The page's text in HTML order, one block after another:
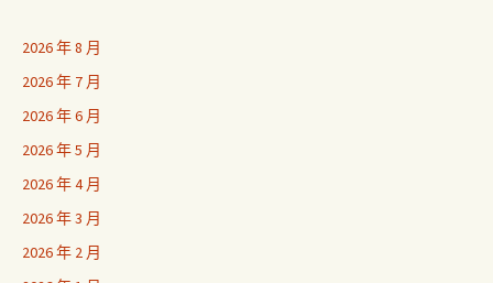
2026 年 8 月
2026 年 7 月
2026 年 6 月
2026 年 5 月
2026 年 4 月
2026 年 3 月
2026 年 2 月